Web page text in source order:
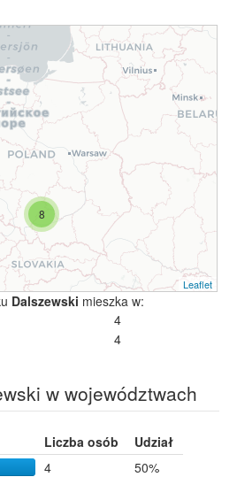
8
Leaflet
Dalszewski mieszka w:
4
4
w województwach
Liczba osób
Udział
4
50%